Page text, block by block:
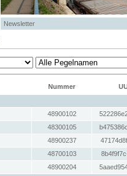
Newsletter
Nummer
48900102
48300105
48900237
48700103
48900204